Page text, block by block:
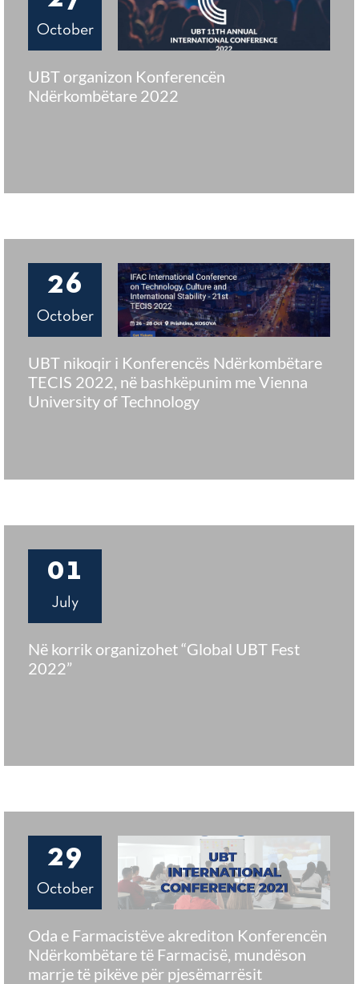
October
UBT organizon Konferencën
Ndërkombëtare 2022
26
October
UBT nikoqir i Konferencës Ndërkombëtare
TECIS 2022, në bashkëpunim me Vienna
University of Technology
01
July
Në korrik organizohet “Global UBT Fest
2022”
29
October
Oda e Farmacistëve akrediton Konferencën
Ndërkombëtare të Farmacisë, mundëson
marrje të pikëve për pjesëmarrësit